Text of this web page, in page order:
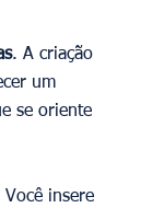
. A criação
um
se oriente
insere